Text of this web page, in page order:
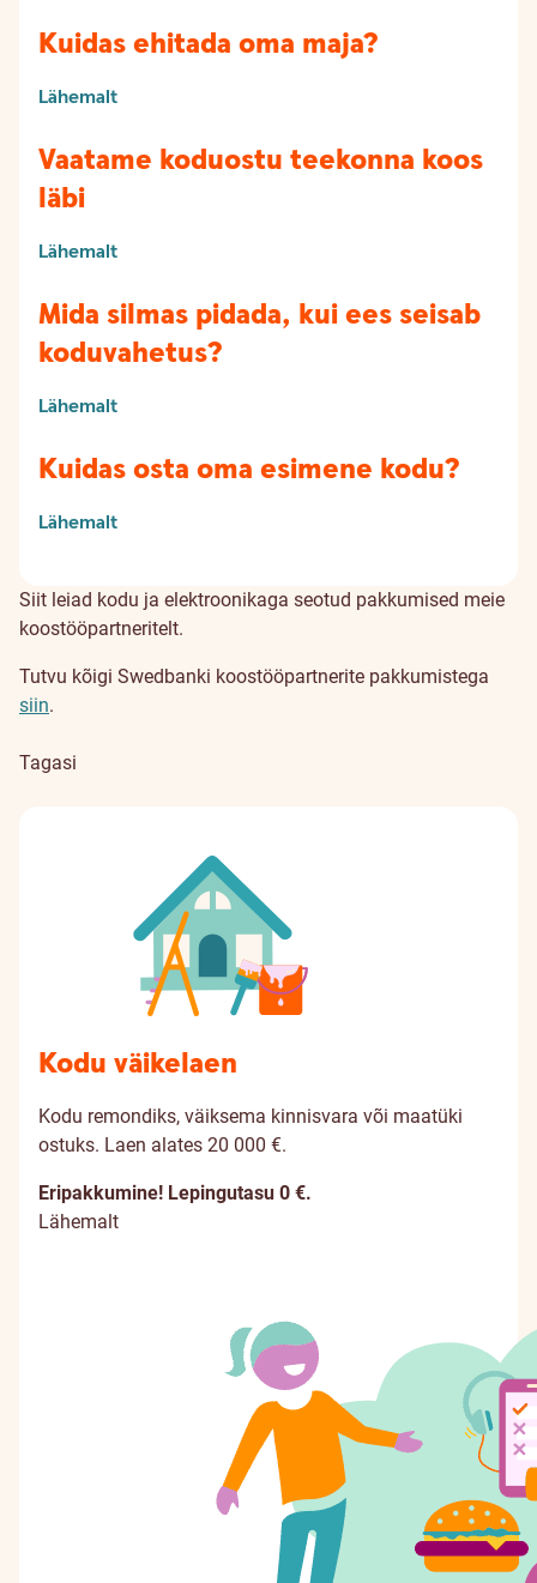
Kuidas ehitada oma maja?
Lähemalt
Vaatame koduostu teekonna koos
läbi
Lähemalt
Mida silmas pidada, kui ees seisab
koduvahetus?
Lähemalt
Kuidas osta oma esimene kodu?
Lähemalt
Siit leiad kodu ja elektroonikaga seotud pakkumised meie
koostööpartneritelt.
Tutvu kõigi Swedbanki koostööpartnerite pakkumistega
siin.
Tagasi
Kodu väikelaen
Kodu remondiks, väiksema kinnisvara või maatüki
ostuks. Laen alates 20 000 €.
Eripakkumine! Lepingutasu 0 €.
Lähemalt